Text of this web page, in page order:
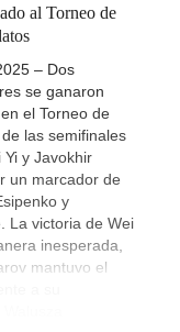
al Torneo de
– Dos
se ganaron
el Torneo de
las semifinales
y Javokhir
un marcador de
y
La victoria de Wei
inesperada,
mantuvo el